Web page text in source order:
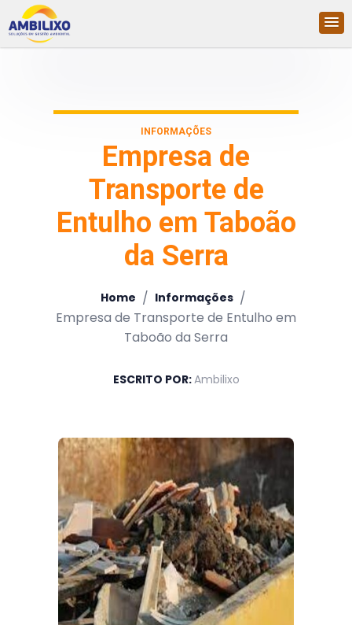
INFORMAÇÕES
Empresa de
Transporte de
Entulho em Taboão
da Serra
Home / Informações /
Empresa de Transporte de Entulho em
Taboão da Serra
ESCRITO POR:Ambilixo